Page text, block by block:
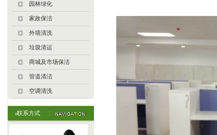
园林绿化
家政保洁
外墙清洗
垃圾清运
商城及市场保洁
管道清洁
空调清洗
联系方式